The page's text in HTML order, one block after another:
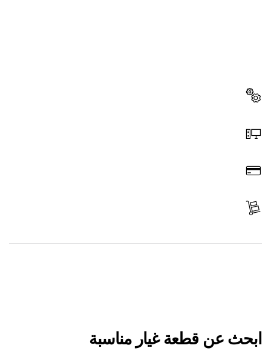
ابحث عن قطعة غيار مناسبة